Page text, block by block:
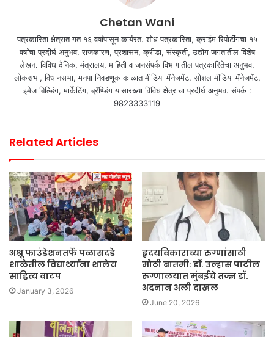
Chetan Wani
पत्रकारिता क्षेत्रात गत १६ वर्षांपासून कार्यरत. शोध पत्रकारिता, क्राईम रिपोर्टींगचा १५
वर्षांचा प्रदीर्घ अनुभव. राजकारण, प्रशासन, क्रीडा, संस्कृती, उद्योग जगतातील विशेष
लेखन. विविध दैनिक, मंत्रालय, माहिती व जनसंपर्क विभागातील पत्रकारितेचा अनुभव.
लोकसभा, विधानसभा, मनपा निवडणूक काळात मीडिया मॅनेजमेंट. सोशल मीडिया मॅनेजमेंट,
इमेज बिल्डिंग, मार्केटिंग, ब्रॅण्डिंग यासारख्या विविध क्षेत्राचा प्रदीर्घ अनुभव. संपर्क :
9823333119
Related Articles
अश्रू फाउंडेशनतर्फे पळासदडे
शाळेतील विद्यार्थ्यांना शालेय
साहित्य वाटप
January 3, 2026
हृदयविकाराच्या रुग्णांसाठी
मोठी बातमी: डॉ. उल्हास पाटील
रुग्णालयात मुंबईचे तज्ज्ञ डॉ.
अदनान अली दाखल
June 20, 2026